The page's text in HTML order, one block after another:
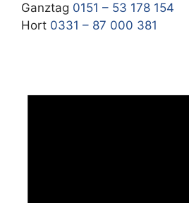
Ganztag 0151 – 53 178 154
Hort 0331 – 87 000 381